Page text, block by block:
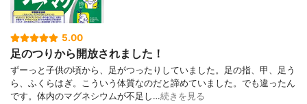
5.00
足のつりから開放されました！
ずーっと子供の頃から、足がつったりしていました。足の指、甲、足う
ら、ふくらはぎ。こういう体質なのだと諦めていました。でも違ったん
です。体内のマグネシウムが不足し…続きを見る